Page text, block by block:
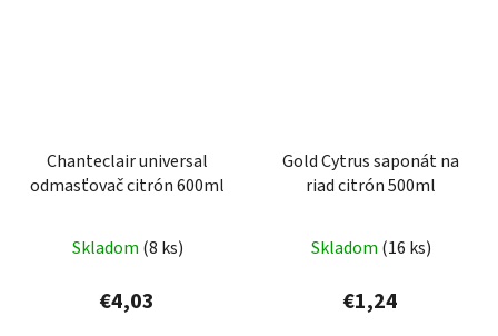
Chanteclair universal
odmasťovač citrón 600ml
hodnotenie
produktu
je
Skladom (8 ks)
€4,03
Gold Cytrus saponát na
riad citrón 500ml
Skladom (16 ks)
€1,24